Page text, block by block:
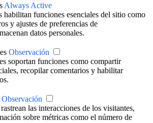
Always Active
habilitan funciones esenciales del sitio como
y ajustes de preferencias de
datos personales.
Observación
soportan funciones como compartir
recopilar comentarios y habilitar
Observación
las interacciones de los visitantes,
sobre métricas como el número de